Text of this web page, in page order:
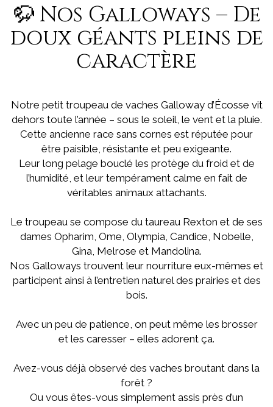
🦬 Nos Galloways – De
doux géants pleins de
caractère
Notre petit troupeau de vaches Galloway d’Écosse vit
dehors toute l’année – sous le soleil, le vent et la pluie.
Cette ancienne race sans cornes est réputée pour
être paisible, résistante et peu exigeante.
Leur long pelage bouclé les protège du froid et de
l’humidité, et leur tempérament calme en fait de
véritables animaux attachants.
Le troupeau se compose du taureau Rexton et de ses
dames Opharim, Ome, Olympia, Candice, Nobelle,
Gina, Melrose et Mandolina.
Nos Galloways trouvent leur nourriture eux-mêmes et
participent ainsi à l’entretien naturel des prairies et des
bois.
Avec un peu de patience, on peut même les brosser
et les caresser – elles adorent ça.
Avez-vous déjà observé des vaches broutant dans la
forêt ?
Ou vous êtes-vous simplement assis près d’un